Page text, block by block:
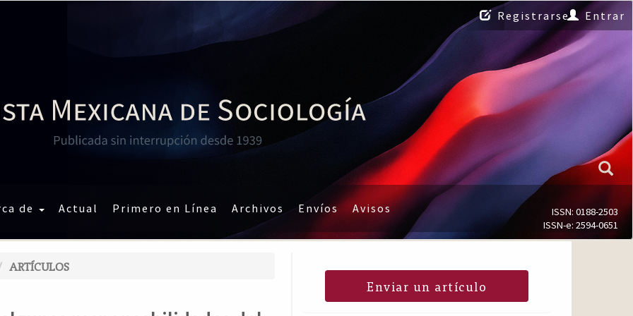
Registrarse Entrar
ISSN: 0188-2503
ISSN-e: 2594-0651
de Actual Primero en Línea Archivos Envíos Avisos
ARTÍCULOS
Enviar un artículo